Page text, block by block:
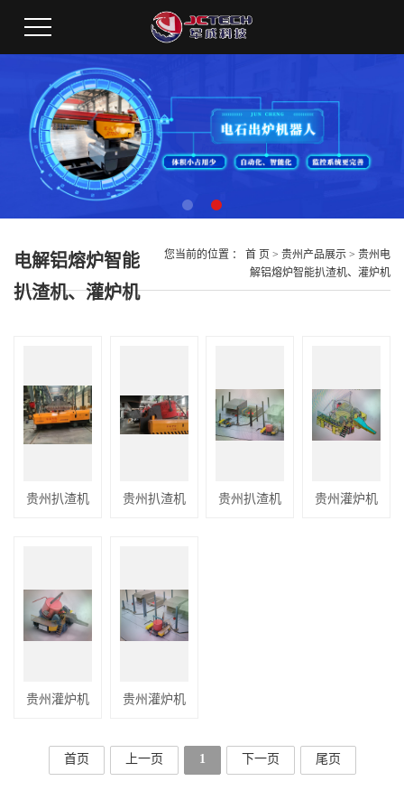
电解铝熔炉智能
扒渣机、灌炉机
您当前的位置 ： 首 页 > 贵州产品展示 > 贵州电
解铝熔炉智能扒渣机、灌炉机
贵州扒渣机 贵州扒渣机 贵州扒渣机 贵州灌炉机
贵州灌炉机 贵州灌炉机
首页 上一页 1 下一页 尾页